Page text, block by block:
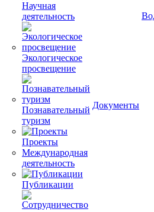
Научная
деятельность
Экологическое
просвещение
Познавательный
туризм
Проекты
Международная
деятельность
Публикации
Документы